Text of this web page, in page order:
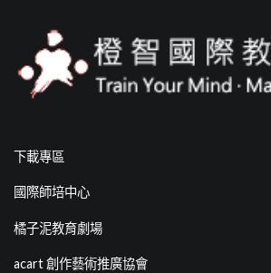
下載專區
國際師培中心
橘子泥教育劇場
acart 創作藝術推廣協會